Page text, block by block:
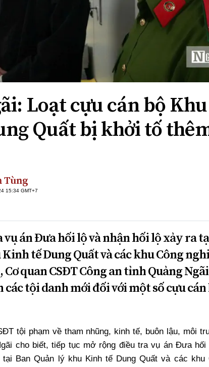
Loạt cựu cán bộ Khu
Quất bị khởi tố
Tùng
15:34 GMT+7
án Đưa hối lộ và nhận hối lộ xảy ra
tế Dung Quất và các khu Công
quan CSĐT Công an tỉnh Quảng Ngãi
tội danh mới đối với một số cựu cán
tội phạm về tham nhũng, kinh tế, buôn lậu, môi
cho biết, tiếp tục mở rộng điều tra vụ án Đưa hối
Ban Quản lý khu Kinh tế Dung Quất và các khu